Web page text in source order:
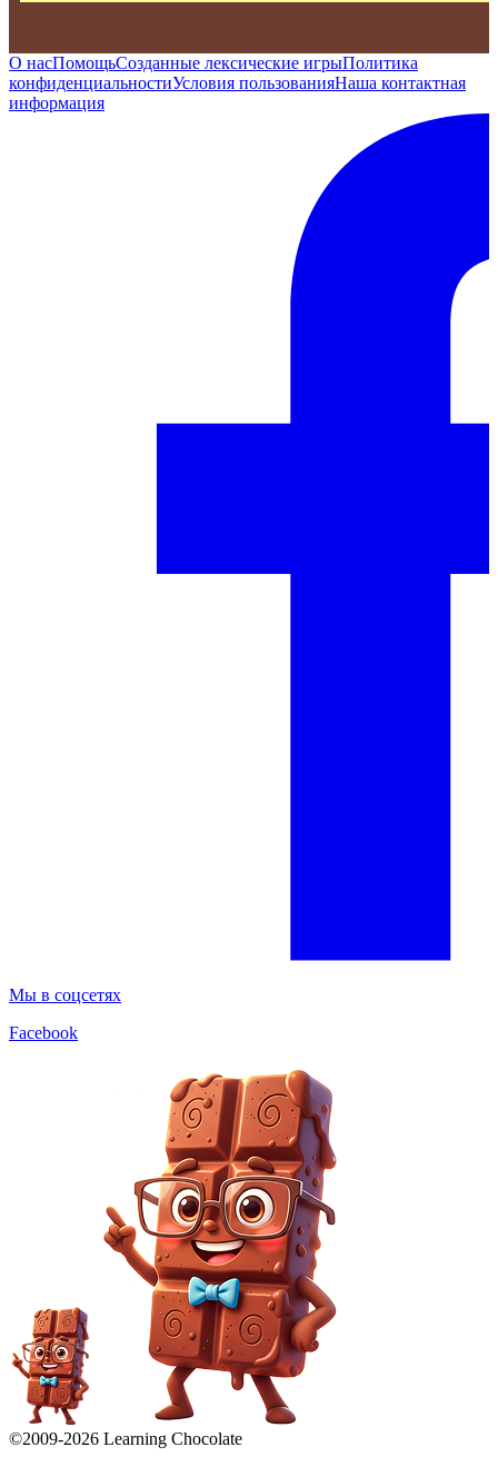
О насПомощьСозданные лексические игрыПолитика
конфиденциальностиУсловия пользованияНаша контактная
информация
Мы в соцсетях
Facebook
©2009-2026 Learning Chocolate